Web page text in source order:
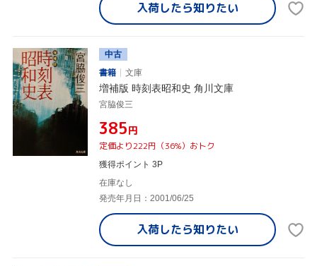
入荷したら知りたい
中古
書籍
文庫
増補版 時刻表昭和史 角川文庫
宮脇俊三
¥385円
定価より222円（36%）おトク
獲得ポイント 3P
在庫なし
発売年月日：2001/06/25
入荷したら知りたい